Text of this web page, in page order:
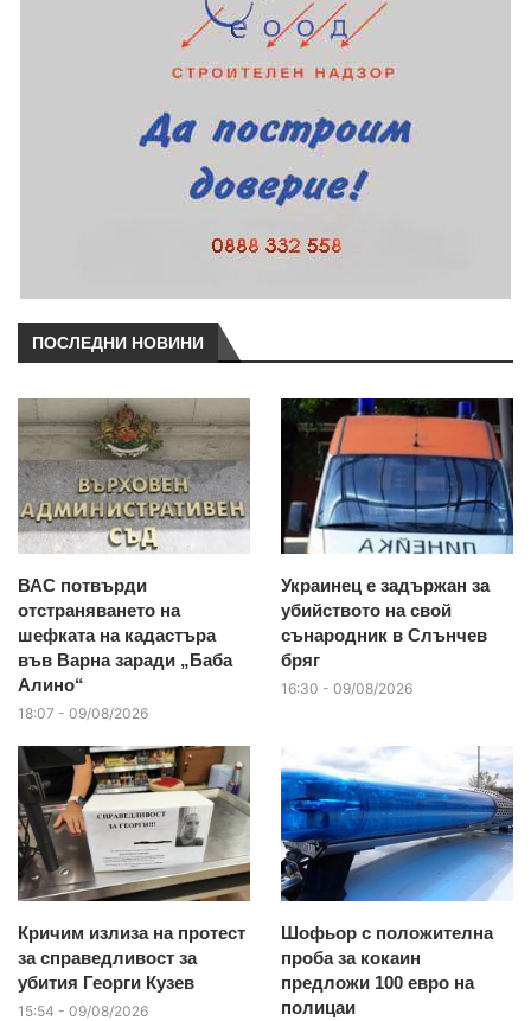
ПОСЛЕДНИ НОВИНИ
ВАС потвърди
отстраняването на
шефката на кадастъра
във Варна заради „Баба
Алино“
18:07 - 09/08/2026
Украинец е задържан за
убийството на свой
сънародник в Слънчев
бряг
16:30 - 09/08/2026
Кричим излиза на протест
за справедливост за
убития Георги Кузев
15:54 - 09/08/2026
Шофьор с положителна
проба за кокаин
предложи 100 евро на
полицаи